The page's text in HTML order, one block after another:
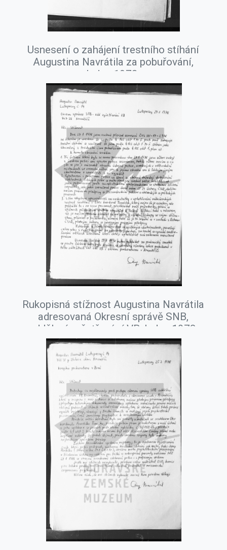
Usnesení o zahájení trestního stíhání
Augustina Navrátila za pobuřování,
leden 1978.
Rukopisná stížnost Augustina Navrátila
adresovaná Okresní správě SNB,
oddělení vyšetřování VB, leden 1978.